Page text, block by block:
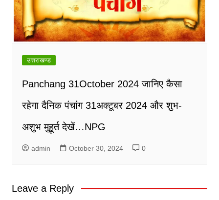
उत्तराखण्ड
Panchang 31October 2024 जानिए कैसा
रहेगा दैनिक पंचांग 31अक्टूबर 2024 और शुभ-
अशुभ मुहूर्त देखें…NPG
admin October 30, 2024 0
Leave a Reply